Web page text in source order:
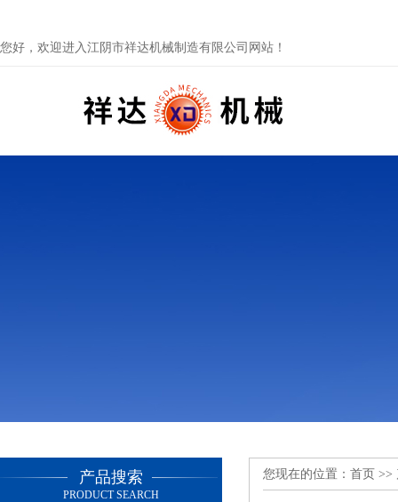
您好，欢迎进入江阴市祥达机械制造有限公司网站！
产品搜索
PRODUCT SEARCH
您现在的位置： 首页 >>